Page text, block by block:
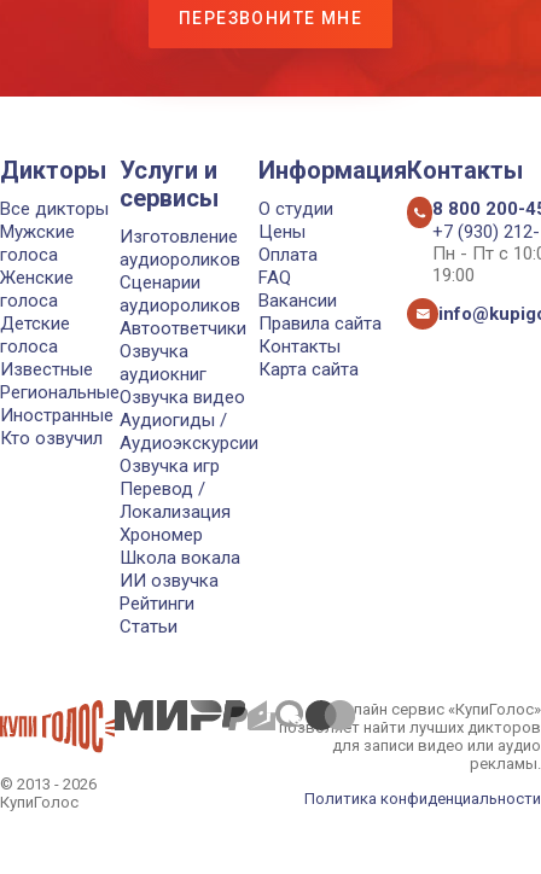
ПЕРЕЗВОНИТЕ МНЕ
Дикторы
Все дикторы
Мужские
голоса
Женские
голоса
Детские
голоса
Известные
Региональные
Иностранные
Кто озвучил
Услуги и
сервисы
Изготовление
аудиороликов
Сценарии
аудиороликов
Автоответчики
Озвучка
аудиокниг
Озвучка видео
Аудиогиды /
Аудиоэкскурсии
Озвучка игр
Перевод /
Локализация
Хрономер
Школа вокала
ИИ озвучка
Рейтинги
Статьи
Информация
О студии
Цены
Оплата
FAQ
Вакансии
Правила сайта
Контакты
Карта сайта
Контакты
8 800 200-
+7 (930)
Пн - Пт с
19:00
© 2013 - 2026
КупиГолос
Онлайн сервис «КупиГолос»
позволяет найти лучших дикторов
для записи видео или аудио
рекламы.
Политика конфиденциальности